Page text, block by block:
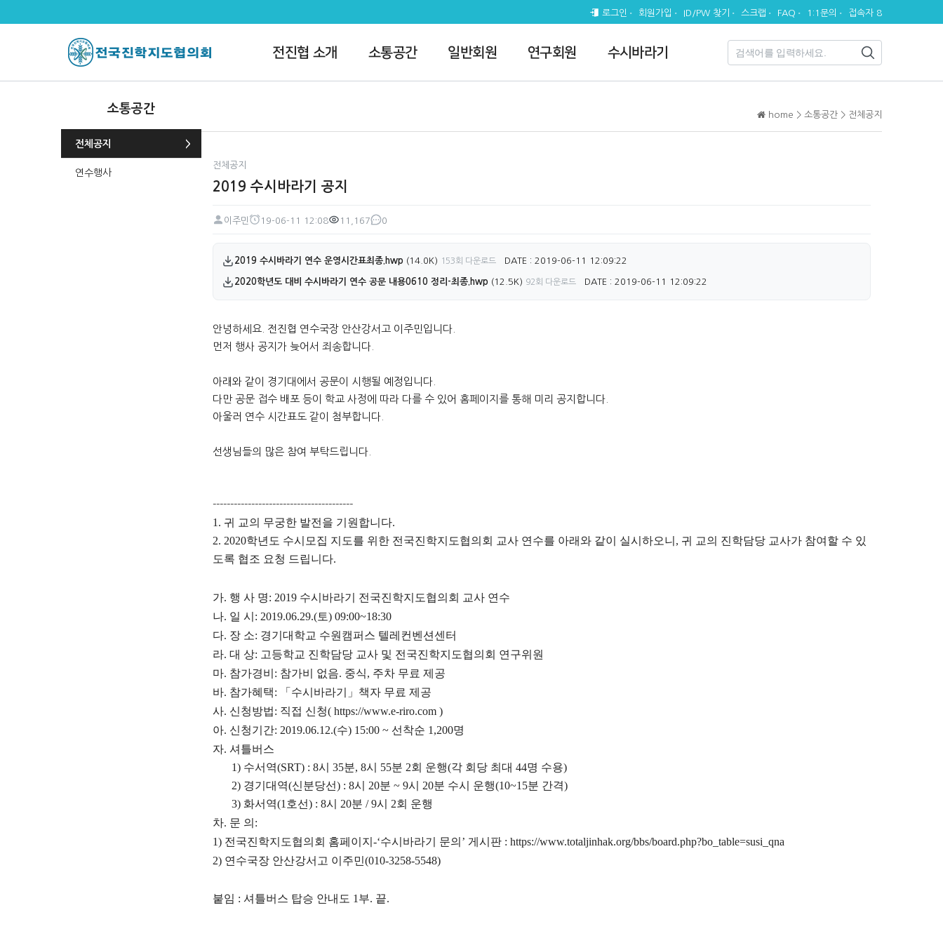
로그인 회원가입 ID/PW 찾기 스크랩 FAQ 1:1문의 접속자 8
전진협 소개 소통공간 일반회원 연구회원 수시바라기
소통공간
전체공지
연수행사
home > 소통공간 > 전체공지
전체공지
2019 수시바라기 공지
페이지 정보
이주민
19-06-11 12:08
11,167
0
첨부파일
2019 수시바라기 연수 운영시간표최종.hwp (14.0K) 153회 다운로드 DATE : 2019-06-11 12:09:22
2020학년도 대비 수시바라기 연수 공문 내용0610 정리-최종.hwp (12.5K) 92회 다운로드 DATE : 2019-06-11 12:09:22
본문
안녕하세요. 전진협 연수국장 안산강서고 이주민입니다.
먼저 행사 공지가 늦어서 죄송합니다.
아래와 같이 경기대에서 공문이 시행될 예정입니다.
다만 공문 접수 배포 등이 학교 사정에 따라 다를 수 있어 홈페이지를 통해 미리 공지합니다.
아울러 연수 시간표도 같이 첨부합니다.
선생님들의 많은 참여 부탁드립니다.
----------------------------------------
1. 귀 교의 무궁한 발전을 기원합니다.
2. 2020학년도 수시모집 지도를 위한 전국진학지도협의회 교사 연수를 아래와 같이 실시하오니 , 귀 교의 진학담당 교사가 참여할 수 있
도록 협조 요청 드립니다.
가. 행 사 명: 2019 수시바라기 전국진학지도협의회 교사 연수
나. 일 시 : 2019.06.29.(토) 09:00~18:30
다. 장 소: 경기대학교 수원캠퍼스 텔레컨벤션센터
라. 대 상: 고등학교 진학담당 교사 및 전국진학지도협의회 연구위원
마. 참가경비 : 참가비 없음. 중식, 주차 무료 제공
바. 참가혜택: 「 수시바라기 」 책자 무료 제공
사. 신청방법: 직접 신청( https://www.e-riro.com )
아. 신청기간: 2019.06.12.(수) 15:00 ~ 선착순 1,200명
자. 셔틀버스
1) 수서역(SRT) : 8시 35분, 8시 55분 2회 운행(각 회당 최대 44명 수용)
2) 경기대역(신분당선) : 8시 20분 ~ 9시 20분 수시 운행(10~15분 간격)
3) 화서역(1호선) : 8시 20분 / 9시 2회 운행
차. 문 의 :
1) 전국진학지도협의회 홈페이지 -‘수시바라기 문의 ’ 게시판 : https://www.totaljinhak.org/bbs/board.php?bo_table=susi_qna
2) 연수국장 안산강서고 이주민(010-3258-5548)
붙임 : 셔틀버스 탑승 안내도 1부. 끝.